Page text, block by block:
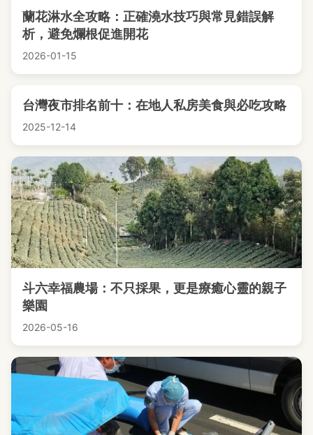
蘭花淋水全攻略：正確澆水技巧與常見錯誤解
析，避免爛根促進開花
2026-01-15
台灣夜市排名前十：在地人私房美食與必吃攻略
2025-12-14
斗六幸福農場：不只採果，更是療癒心靈的親子
樂園
2026-05-16